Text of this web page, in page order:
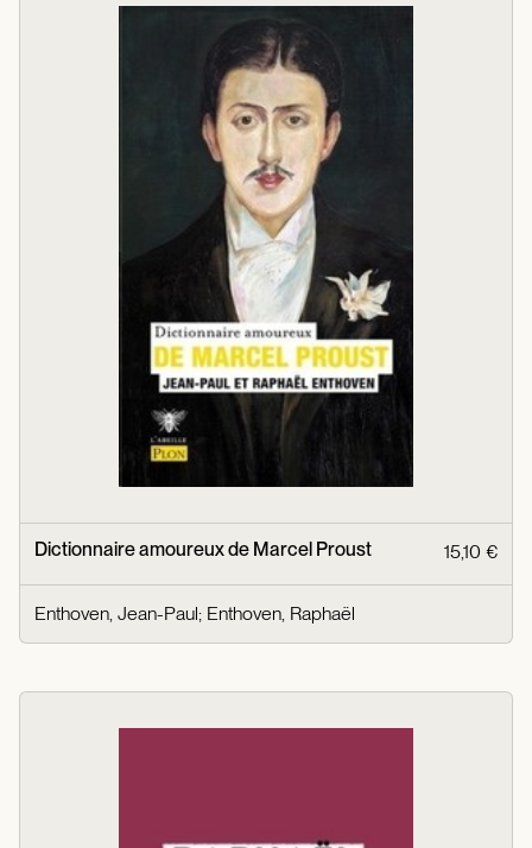
Dictionnaire amoureux de Marcel Proust 15,10 €
Enthoven, Jean-Paul; Enthoven, Raphaël